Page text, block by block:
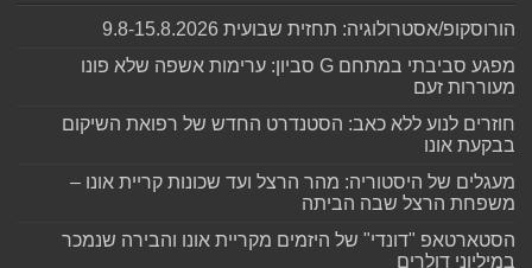
הורוסקופ/אסטרולוגיה: תחזית שבועית 9.8-15.8.2026
מפגע סביבתי במתחם G סביון: ערימות אשפה שלא פונו
מעוררות זעם
חוזרים לנוע ללא כאב: הסטנדרט החדש של רפואת השיקום
בבקעת אונו
מעגלים של היסטוריה: מהר הרצל ועד שכונות קריית אונו –
משפחת הרצל שבה הביתה
הסטארטאפ "דונדי" של היזמים מקריית אונו והבירה שנמכר
במיליוני דולרים